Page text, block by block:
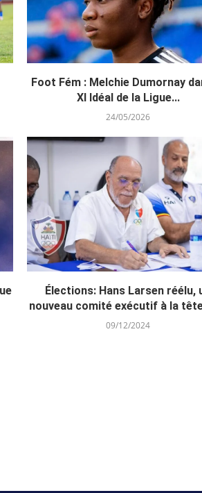
Foot Fém : Melchie Dumornay
XI Idéal de la Ligue...
24/05/2026
Élections: Hans Larsen réélu,
nouveau comité exécutif à la
09/12/2024